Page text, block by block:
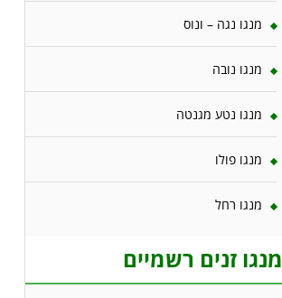
מנגו נגה – ונוס
מנגו נובה
מנגו נטע מגנטה
מנגו פולו
מנגו רחל
מנגו זנים רשמיים